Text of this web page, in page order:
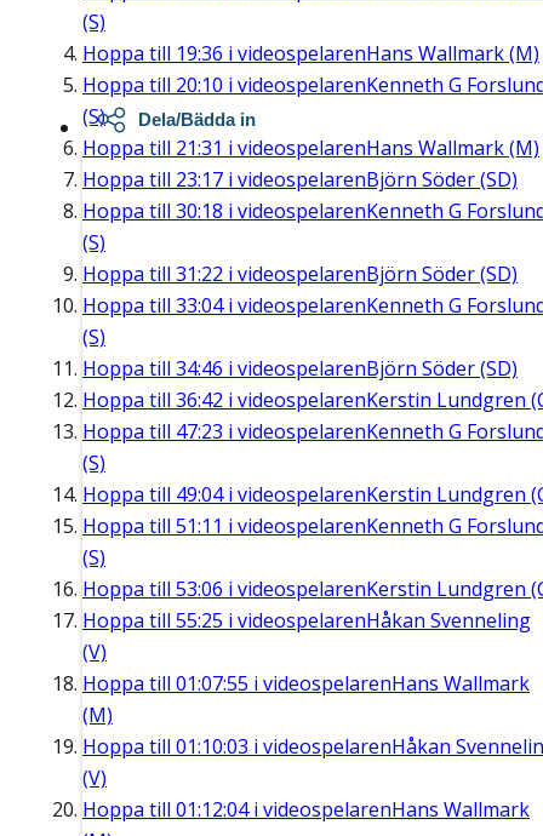
(S)
Hoppa till 19:36 i videospelarenHans Wallmark (M)
Hoppa till 20:10 i videospelarenKenneth G
(S)
Hoppa till 21:31 i videospelarenHans Wallmark (M)
Hoppa till 23:17 i videospelarenBjörn Söder (SD)
Hoppa till 30:18 i videospelarenKenneth G
(S)
Hoppa till 31:22 i videospelarenBjörn Söder (SD)
Hoppa till 33:04i videospelarenKenneth G
(S)
Hoppa till 34:46 i videospelarenBjörn Söder (SD)
Hoppa till 36:42 i videospelarenKerstin Lundgren
Hoppa till 47:23 i videospelarenKenneth G
(S)
Hoppa till 49:04i videospelarenKerstin Lundgren
Hoppa till 51:11 i videospelarenKenneth G
(S)
Hoppa till 53:06 i videospelarenKerstin Lundgren
Hoppa till 55:25 i videospelarenHåkan Svenneling
(V)
Hoppa till 01:07:55 i videospelarenHans Wallmark
(M)
Hoppa till 01:10:03 i videospelarenHåkan
(V)
Hoppa till 01:12:04i videospelarenHans Wallmark
Dela/Bädda in